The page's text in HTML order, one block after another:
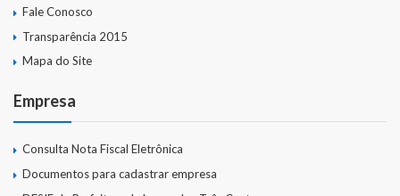
Fale Conosco
Transparência 2015
Mapa do Site
Empresa
Consulta Nota Fiscal Eletrônica
Documentos para cadastrar empresa